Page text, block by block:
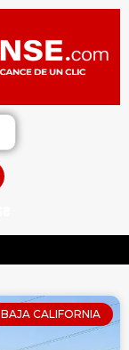
BAJA CALIFORNIA